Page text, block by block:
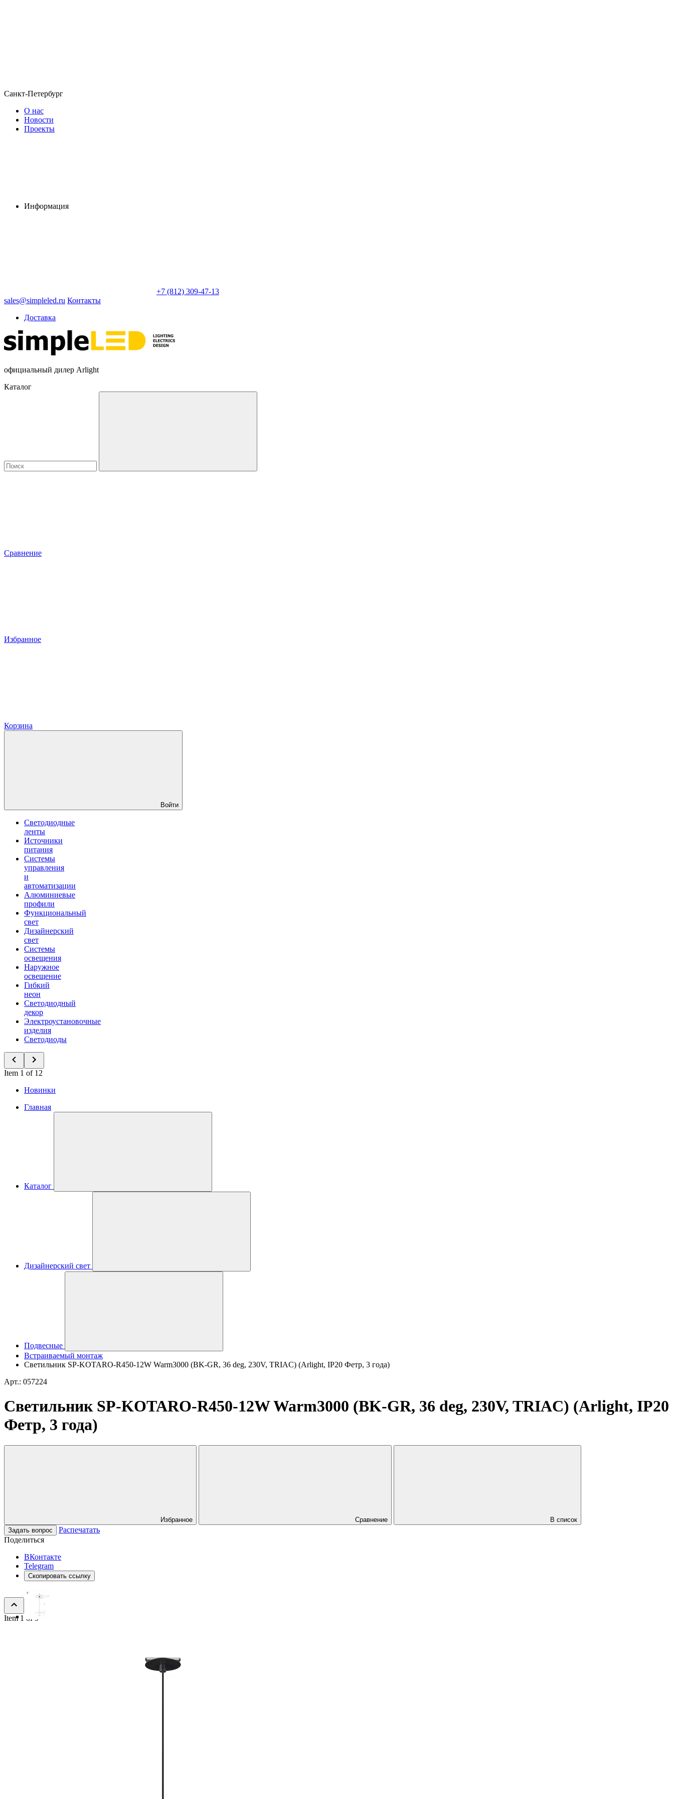
Санкт-Петербург
О нас
Новости
Проекты
Информация
+7 (812) 309-47-13
sales@simpleled.ru Контакты
Доставка
официальный дилер Arlight
Каталог
Сравнение
Избранное
Корзина
Войти
Светодиодные
ленты
Источники
питания
Системы
управления
и
автоматизации
Алюминиевые
профили
Функциональный
свет
Дизайнерский
свет
Системы
освещения
Наружное
освещение
Гибкий
неон
Светодиодный
декор
Электроустановочные
изделия
Светодиоды
Item 1 of 12
Новинки
Главная
Каталог
Дизайнерский свет
Подвесные
Встраиваемый монтаж
Светильник SP-KOTARO-R450-12W Warm3000 (BK-GR, 36 deg, 230V, TRIAC) (Arlight, IP20 Фетр, 3 года)
Арт.: 057224
Светильник SP-KOTARO-R450-12W Warm3000 (BK-GR, 36 deg, 230V, TRIAC) (Arlight, IP20
Фетр, 3 года)
Избранное Сравнение
В список
Задать вопрос
Распечатать
Поделиться
ВКонтакте
Telegram
Скопировать ссылку
Item 1 of 9